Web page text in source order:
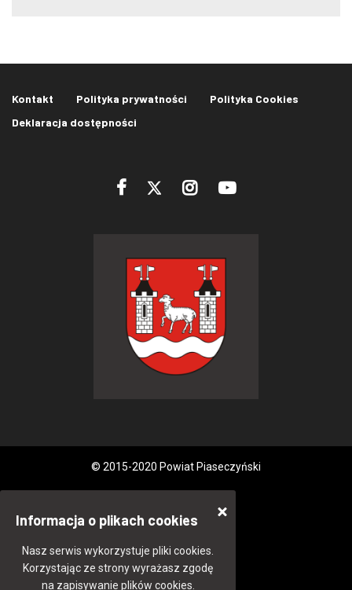
Kontakt Polityka prywatności
Polityka Cookies
Deklaracja dostępności
© 2015-2020 Powiat Piaseczyński
Informacja o plikach cookies
Nasz serwis wykorzystuje pliki cookies.
Korzystając ze strony wyrażasz zgodę
na zapisywanie plików cookies.